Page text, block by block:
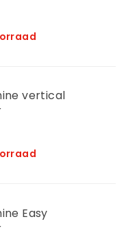
vertical
Easy